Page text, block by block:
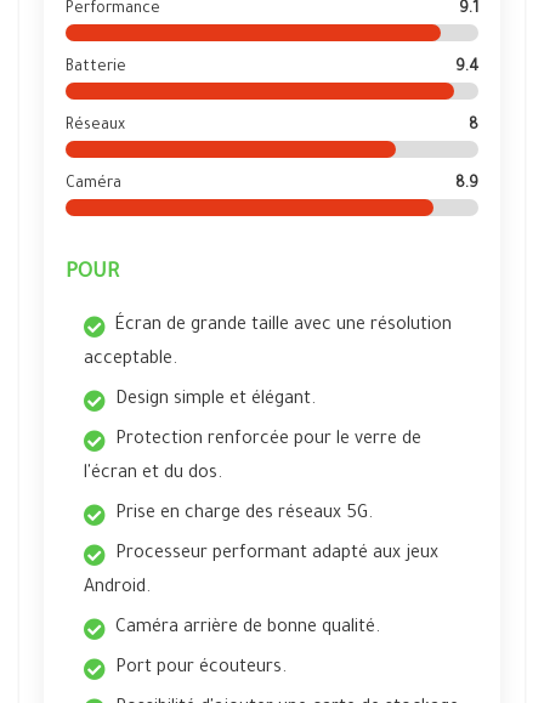
Performance 9.1
Batterie 9.4
Réseaux 8
Caméra 8.9
POUR
Écran de grande taille avec une résolution
acceptable.
Design simple et élégant.
Protection renforcée pour le verre de
l'écran et du dos.
Prise en charge des réseaux 5G.
Processeur performant adapté aux jeux
Android.
Caméra arrière de bonne qualité.
Port pour écouteurs.